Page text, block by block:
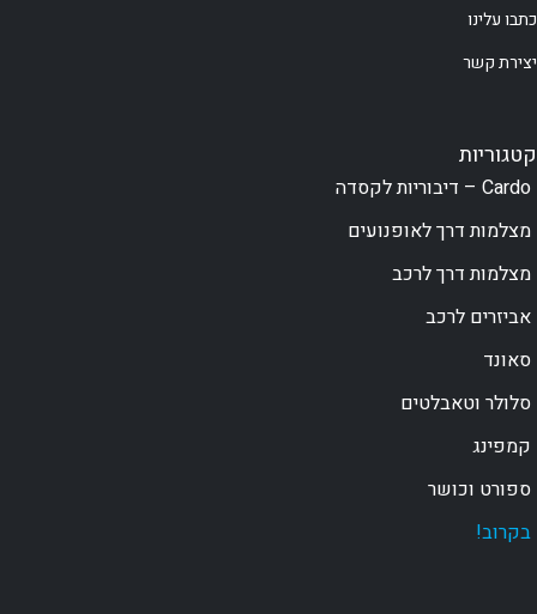
כתבו עלינו
יצירת קשר
קטגוריות
Cardo – דיבוריות לקסדה
מצלמות דרך לאופנועים
מצלמות דרך לרכב
אביזרים לרכב
סאונד
סלולר וטאבלטים
קמפינג
ספורט וכושר
בקרוב!